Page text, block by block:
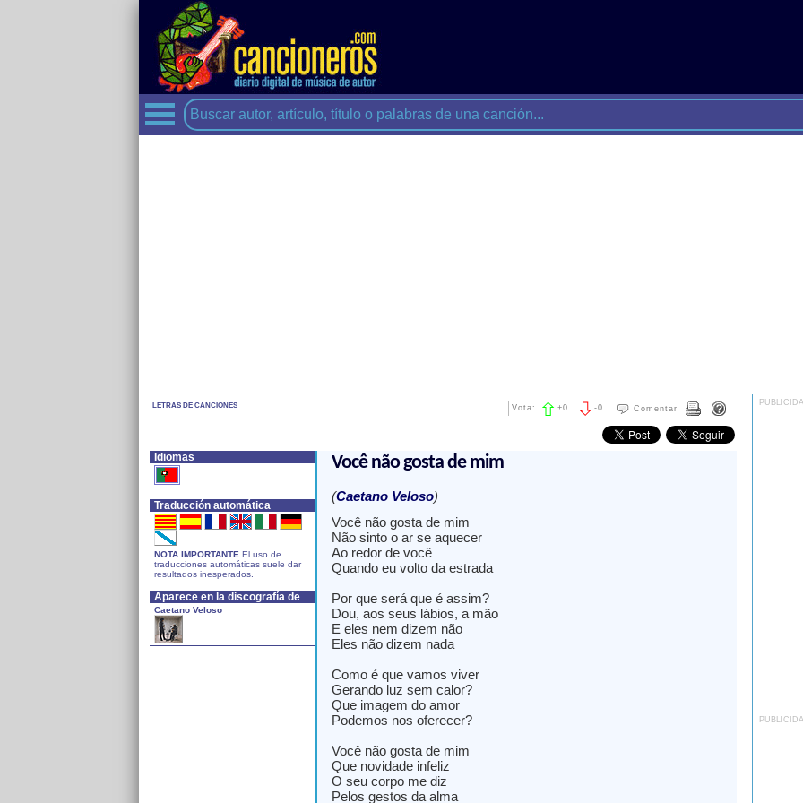
LETRAS DE CANCIONES Comentar
-0
Vota: +0
Idiomas
Traducción automática
NOTA IMPORTANTE El uso de
traducciones automáticas suele dar
resultados inesperados.
Aparece en la discografía de
Caetano Veloso
Você não gosta de mim
(Caetano Veloso)
Você não gosta de mim
Não sinto o ar se aquecer
Ao redor de você
Quando eu volto da estrada
Por que será que é assim?
Dou, aos seus lábios, a mão
E eles nem dizem não
Eles não dizem nada
Como é que vamos viver
Gerando luz sem calor?
Que imagem do amor
Podemos nos oferecer?
Você não gosta de mim
Que novidade infeliz
O seu corpo me diz
Pelos gestos da alma